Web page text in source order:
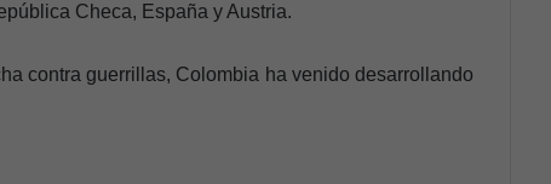
Checa, España y Austria.
contra guerrillas, Colombia ha venido desarrollando